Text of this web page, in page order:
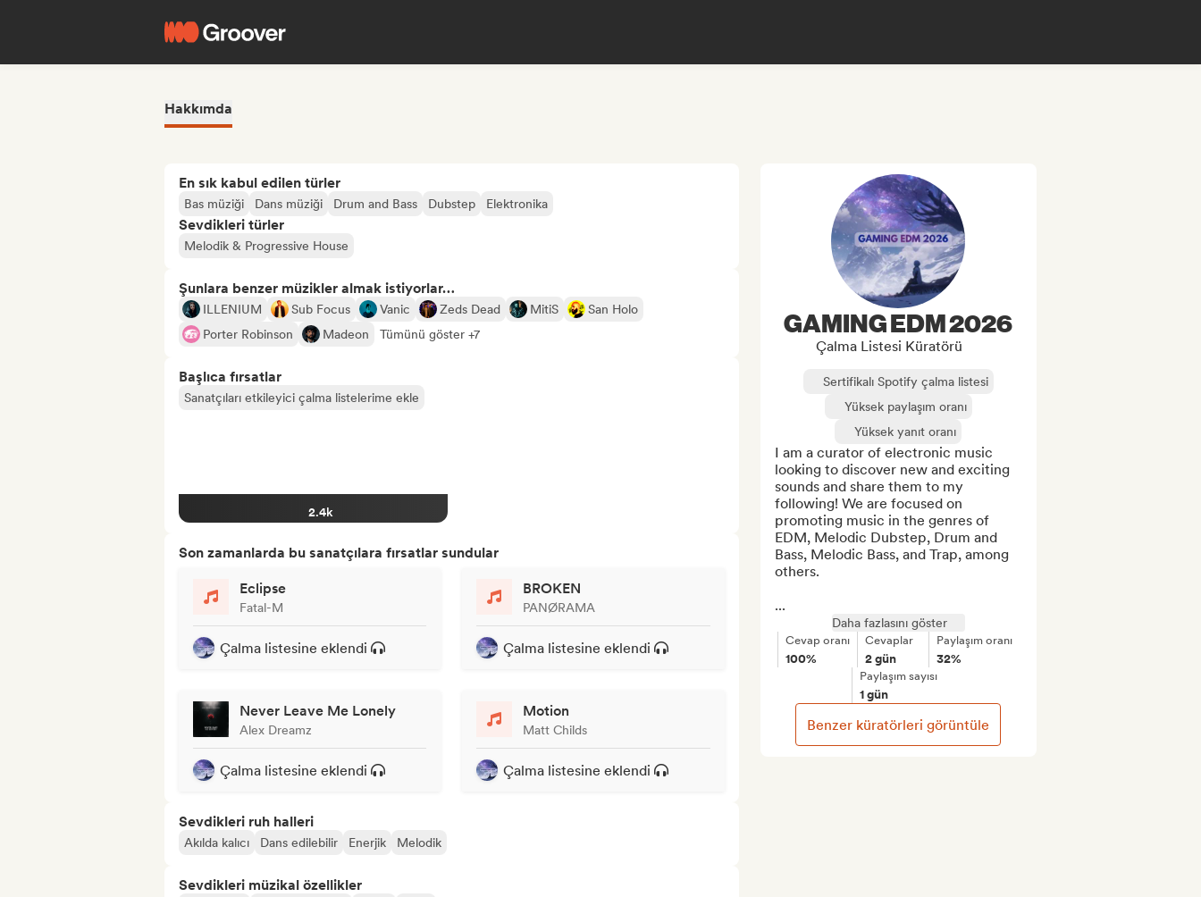
Hakkımda
En sık kabul edilen türler
Bas müziği Dans müziği Drum and Bass Dubstep Elektronika
Sevdikleri türler
Melodik & Progressive House
Şunlara benzer müzikler almak istiyorlar…
ILLENIUM Sub Focus Vanic Zeds Dead MitiS
San Holo
Porter Robinson
Madeon Tümünü göster +7
Başlıca fırsatlar
Sanatçıları etkileyici çalma listelerime ekle
2.4k
Son zamanlarda bu sanatçılara fırsatlar sundular
Eclipse
Fatal-M
Çalma listesine eklendi
BROKEN
PANØRAMA
Çalma listesine eklendi
Never Leave Me Lonely
Alex Dreamz
Çalma listesine eklendi
Motion
Matt Childs
Çalma listesine eklendi
Sevdikleri ruh halleri
Akılda kalıcı Dans edilebilir Enerjik Melodik
Sevdikleri müzikal özellikler
GAMING EDM 2026
Çalma Listesi Küratörü
Sertifikalı Spotify çalma listesi
Yüksek paylaşım oranı
Yüksek yanıt oranı
I am a curator of electronic music
looking to discover new and exciting
sounds and share them to my
following! We are focused on
promoting music in the genres of
EDM, Melodic Dubstep, Drum and
Bass, Melodic Bass, and Trap, among
others.
...
Daha fazlasını göster
Cevap oranı
100%
Cevaplar
2 gün
Paylaşım oranı
32%
Paylaşım sayısı
1 gün
Benzer küratörleri görüntüle